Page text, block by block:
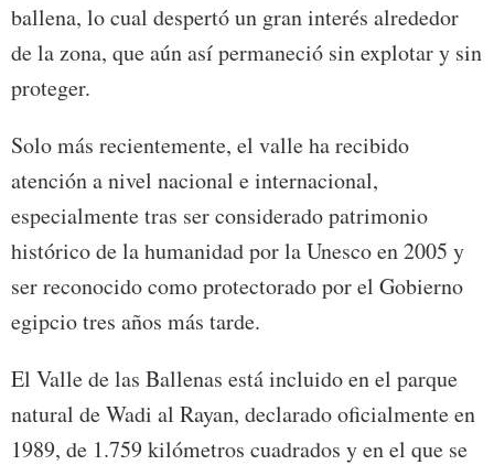
ballena, lo cual despertó un gran interés alrededor
de la zona, que aún así permaneció sin explotar y sin
proteger.
Solo más recientemente, el valle ha recibido
atención a nivel nacional e internacional,
especialmente tras ser considerado patrimonio
histórico de la humanidad por la Unesco en 2005 y
ser reconocido como protectorado por el Gobierno
egipcio tres años más tarde.
El Valle de las Ballenas está incluido en el parque
natural de Wadi al Rayan, declarado oficialmente en
1989, de 1.759 kilómetros cuadrados y en el que se